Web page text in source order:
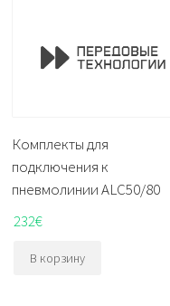
Комплекты для
подключения к
пневмолинии ALC50/80
232€
В корзину